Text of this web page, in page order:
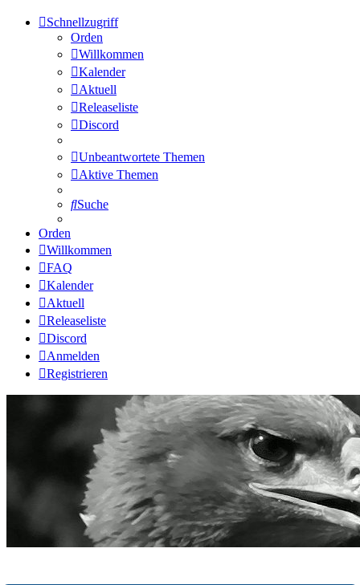
Schnellzugriff
Orden
Willkommen
Kalender
Aktuell
Releaseliste
Discord
Unbeantwortete Themen
Aktive Themen
Suche
Orden
Willkommen
FAQ
Kalender
Aktuell
Releaseliste
Discord
Anmelden
Registrieren